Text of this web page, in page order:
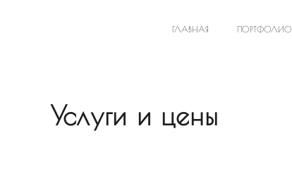
ГЛАВНАЯ ПОРТФОЛИО
Услуги и цены